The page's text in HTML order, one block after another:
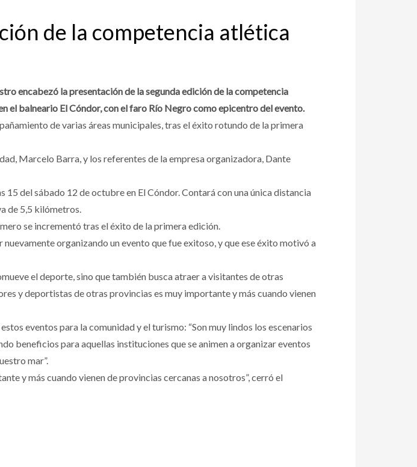
de la competencia atlética
encabezó la presentación de la segunda edición de la competencia
el balneario El Cóndor, con el faro Río Negro como epicentro del evento.
de varias áreas municipales, tras el éxito rotundo de la primera
Marcelo Barra, y los referentes de la empresa organizadora, Dante
del sábado 12 de octubre en El Cóndor. Contará con una única distancia
de 5,5 kilómetros.
se incrementó tras el éxito de la primera edición.
organizando un evento que fue exitoso, y que ese éxito motivó a
el deporte, sino que también busca atraer a visitantes de otras
y deportistas de otras provincias es muy importante y más cuando vienen
eventos para la comunidad y el turismo: “Son muy lindos los escenarios
beneficios para aquellas instituciones que se animen a organizar eventos
mar”.
y más cuando vienen de provincias cercanas a nosotros”, cerró el